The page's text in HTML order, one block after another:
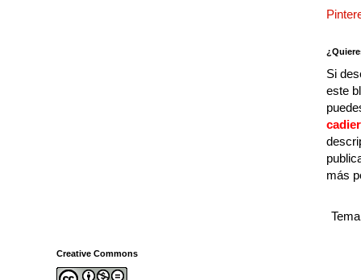
Si
este
más
Creative Commons